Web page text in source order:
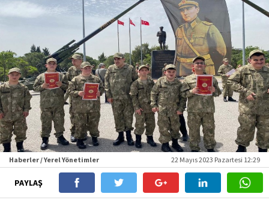
Haberler / Yerel Yönetimler 22 Mayıs 2023 Pazartesi 12:29
PAYLAŞ